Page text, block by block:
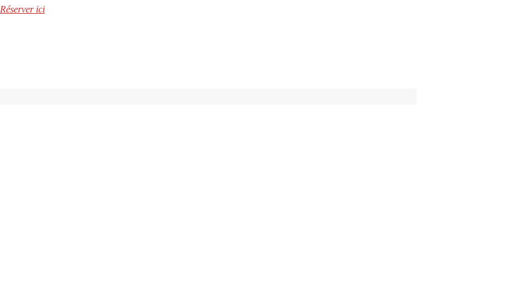
Réserver ici